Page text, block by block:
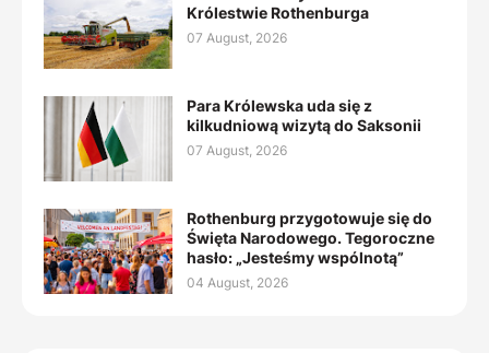
Królestwie Rothenburga
07 August, 2026
Para Królewska uda się z
kilkudniową wizytą do Saksonii
07 August, 2026
Rothenburg przygotowuje się do
Święta Narodowego. Tegoroczne
hasło: „Jesteśmy wspólnotą”
04 August, 2026